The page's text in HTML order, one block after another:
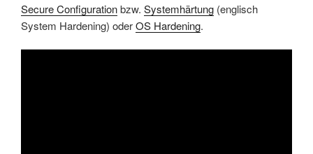
Secure Configurationbzw. Systemhärtung (englisch
System Hardening) oderOS Hardening.